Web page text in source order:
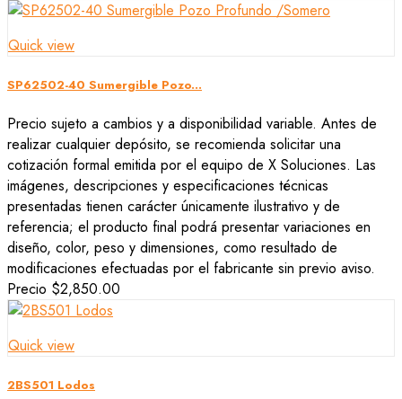
Quick view
SP62502-40 Sumergible Pozo...
Precio sujeto a cambios y a disponibilidad variable. Antes de
realizar cualquier depósito, se recomienda solicitar una
cotización formal emitida por el equipo de X Soluciones. Las
imágenes, descripciones y especificaciones técnicas
presentadas tienen carácter únicamente ilustrativo y de
referencia; el producto final podrá presentar variaciones en
diseño, color, peso y dimensiones, como resultado de
modificaciones efectuadas por el fabricante sin previo aviso.
Precio $2,850.00
Quick view
2BS501 Lodos